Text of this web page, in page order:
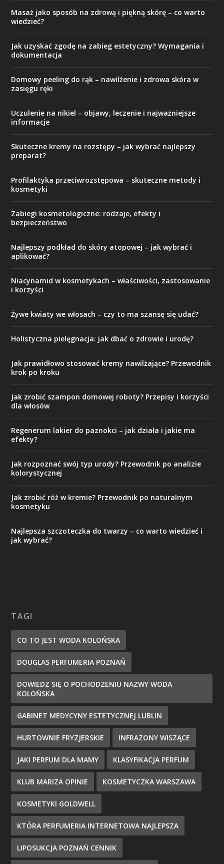
Masaż jako sposób na zdrową i piękną skórę – co warto
wiedzieć?
Jak uzyskać zgodę na zabieg estetyczny? Wymagania i
dokumentacja
Domowy peeling do rąk – nawilżenie i zdrowa skóra w
zasięgu ręki
Uczulenie na nikiel – objawy, leczenie i najważniejsze
informacje
Skuteczne kremy na rozstępy – jak wybrać najlepszy
preparat?
Profilaktyka przeciwrozstępowa – skuteczne metody i
kosmetyki
Zabiegi kosmetologiczne: rodzaje, efekty i
bezpieczeństwo
Najlepszy podkład do skóry atopowej – jak wybrać i
aplikować?
Niacynamid w kosmetykach – właściwości, zastosowanie
i korzyści
Żywe kwiaty we włosach – czy to ma szansę się udać?
Holistyczna pielęgnacja: jak dbać o zdrowie i urodę?
Jak prawidłowo stosować kremy nawilżające? Przewodnik
krok po kroku
Jak zrobić szampon domowej roboty? Przepisy i korzyści
dla włosów
Regenerum lakier do paznokci – jak działa i jakie ma
efekty?
Jak rozpoznać swój typ urody? Przewodnik po analizie
kolorystycznej
Jak zrobić róż w kremie? Przewodnik po naturalnym
kosmetyku
Najlepsza szczoteczka do twarzy – co warto wiedzieć i
jak wybrać?
TAGI
CO TO JEST WODA KOLOŃSKA
DOUGLAS PERFUMERIA POZNAŃ
DOWIEDZ SIĘ O POCHODZENIU NAZWY WODA
KOLOŃSKA
GABINET MEDYCYNY ESTETYCZNEJ LUBLIN
HURTOWNIE FRYZJERSKIE INFRAZONY WISZĄCE
JAKI PERFUM DLA MAMY KLASYFIKACJA PERFUM
KLUB MARIZA OPINIE KOSMETYCZKA WARSZAWA
KOSMETYKI GOLDWELL
KTÓRA PERFUMERIA INTERNETOWA NAJLEPSZA
LIPOSUKCJA POZNAŃ CENNIK